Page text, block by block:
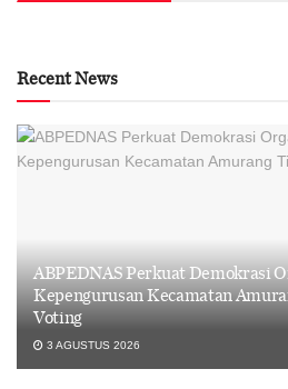
Recent News
ABPEDNAS Perkuat Demokrasi
Kepengurusan Kecamatan
Voting
3 AGUSTUS 2026